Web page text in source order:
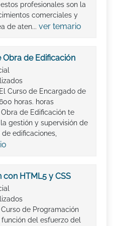
profesionales son la
comerciales y
de aten... ver temario
de Edificación
Curso de Encargado de
horas. horas
de Edificación te
gestión y supervisión de
edificaciones,
HTML5 y CSS
de Programación
función del esfuerzo del